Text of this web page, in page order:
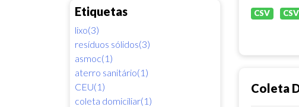
Etiquetas
lixo(3)
resíduos sólidos(3)
asmoc(1)
aterro sanitário(1)
CEU(1)
coleta domiciliar(1)
CSV CSV
Coleta